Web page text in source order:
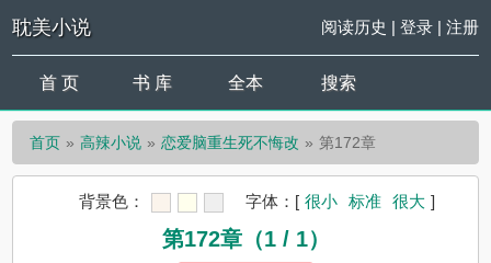
耽美小说 阅读历史 | 登录| 注册
首 页 书 库 全本 搜索
首页 高辣小说 恋爱脑重生死不悔改 第172章
背景色： 字体： [ 很小 标准 很大 ]
第172章（1 / 1）